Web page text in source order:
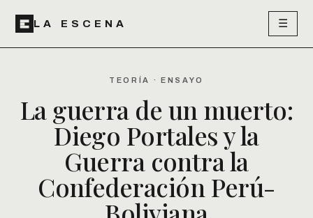
LA ESCENA ☰
TEORÍA · ENSAYO
La guerra de un muerto:
Diego Portales y la
Guerra contra la
Confederación Perú-